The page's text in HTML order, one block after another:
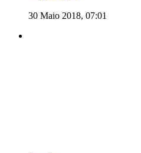
30 Maio 2018, 07:01